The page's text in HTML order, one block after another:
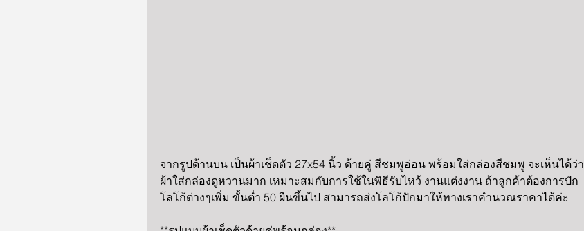
จากรูปด้านบน เป็นผ้าเช็ดตัว 27x54 นิ้ว ด้ายคู่ สีชมพูอ่อน พร้อมใส่กล่องสีชมพู จะเห็นได้ว่า
ผ้าใส่กล่องดูหวานมาก เหมาะสมกับการใช้ในพิธีรับไหว้ งานแต่งงาน ถ้าลูกค้าต้องการปัก
โลโก้ต่างๆเพิ่ม ขั้นต่ำ 50 ผืนขึ้นไป สามารถส่งโลโก้ปักมาให้ทางเราคำนวณราคาได้ค่ะ